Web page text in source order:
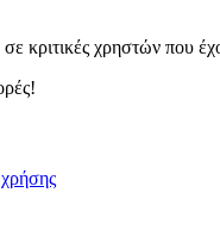
σε κριτικές χρηστών